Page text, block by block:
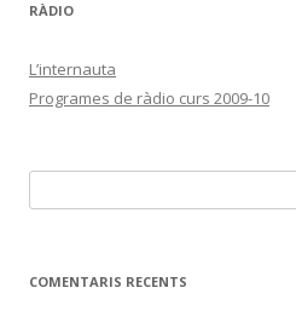
RÀDIO
L’internauta
Programes de ràdio curs 2009-10
e
c
COMENTARIS RECENTS